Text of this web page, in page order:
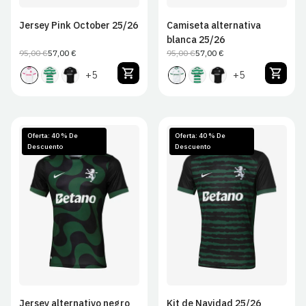
Jersey Pink October 25/26
Precio
habitual
95,00 €Precio
de
venta
57,00 €
+5
Camiseta alternativa
blanca 25/26
Precio
habitual
95,00 €Precio
de
venta
57,00 €
+5
Oferta: 40 % De
Descuento
S M L XL
2XL
Jersey alternativo negro
Oferta: 40 % De
Descuento
S M L XL
2XL
Kit de Navidad 25/26